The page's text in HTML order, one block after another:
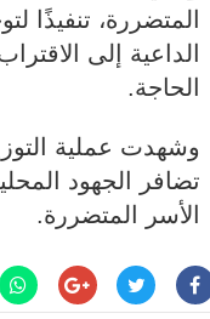
المتضررة، تنفيذًا
الداعية إلى
الحاجة.
وشهدت عملية
تضافر الجهود
الأسر المتضررة.